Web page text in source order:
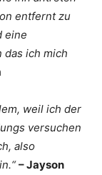
entfernt zu
eine
das ich mich
weil ich der
versuchen
also
– Jayson